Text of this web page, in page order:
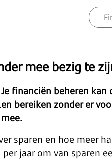
mee bezig te
financiën beheren
bereiken zonder er
sparen en hoe meer
jaar om van sparen